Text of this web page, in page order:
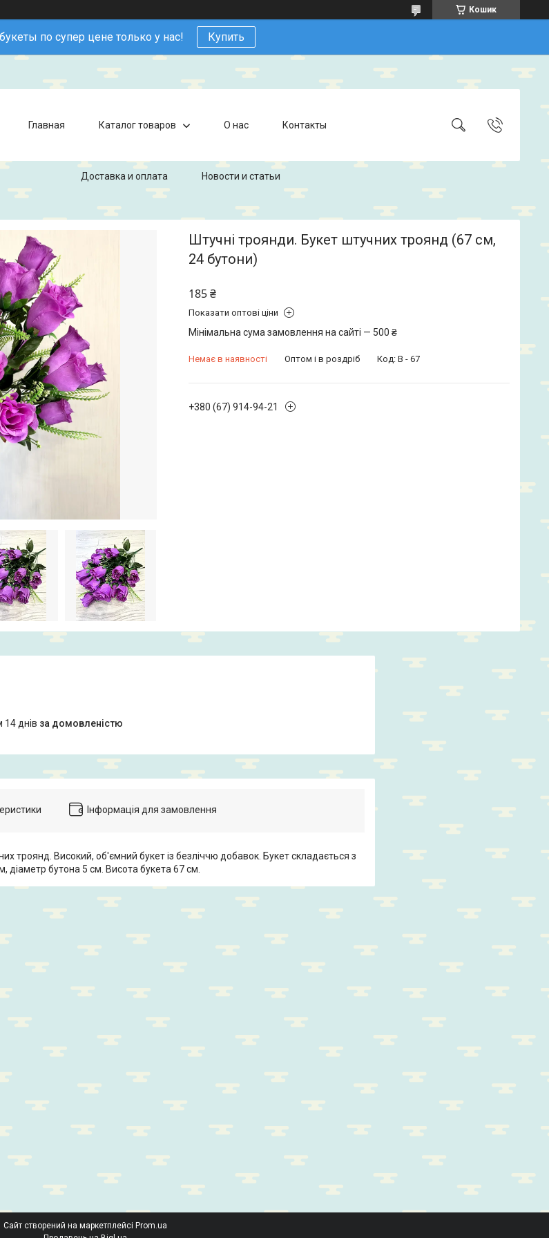
Кошик
по супер цене только у нас! Купить
Главная Каталог товаров О нас Контакты
Доставка и оплата Новости и статьи
Штучні троянди. Букет штучних троянд (67 см,
24 бутони)
185 ₴
Показати оптові ціни
Мінімальна сума замовлення на сайті — 500 ₴
Немає в наявності Оптом і в роздріб Код: B - 67
+380 (67) 914-94-21
14 днів за домовленістю
Інформація для замовлення
троянд. Високий, об'ємний букет із безліччю добавок. Букет складається з
діаметр бутона 5 см. Висота букета 67 см.
Сайт створений на маркетплейсі Prom.ua